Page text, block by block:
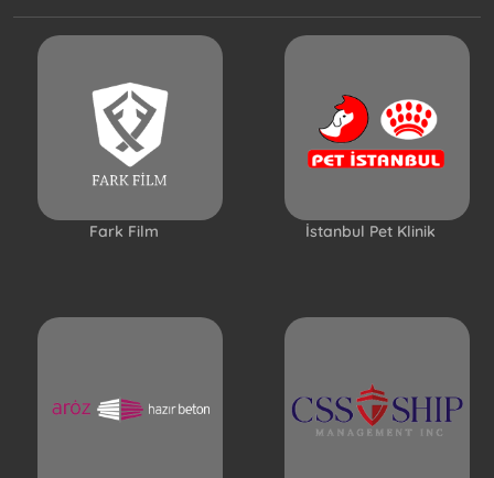
Fark Film İstanbul Pet Klinik